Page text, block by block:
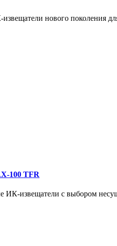
нового поколения
100 TFR
извещатели с выбором